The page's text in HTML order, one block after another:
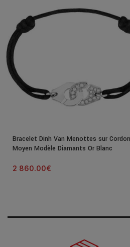
Bracelet Dinh Van Menottes sur Cordon
Moyen Modèle Diamants Or Blanc
2 860.00€